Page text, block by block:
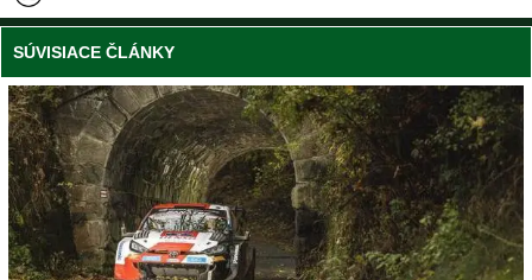
SÚVISIACE ČLÁNKY